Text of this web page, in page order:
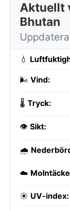
Aktuellt
Bhutan
💧
🌬️ Vind:
🌡️ Tryck:
👁️ Sikt:
🌧️
☁️
☀️ UV-index: